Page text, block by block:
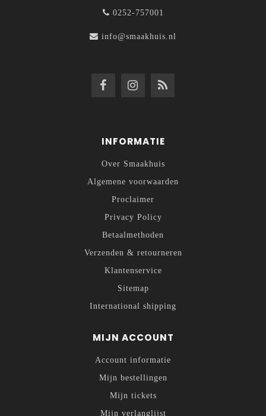
0252-757001
info@smaakhuis.nl
INFORMATIE
Over Smaakhuis
Algemene voorwaarden
Proclaimer
Privacy Policy
Betaalmethoden
Verzenden & retourneren
Klantenservice
Sitemap
International shipping
MIJN ACCOUNT
Account informatie
Mijn bestellingen
Mijn tickets
Mijn verlanglijst